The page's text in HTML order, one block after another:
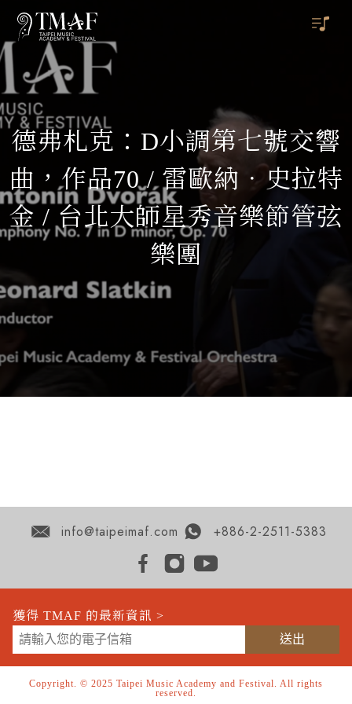
德弗札克：D小調第七號交響
曲，作品70 / 雷歐納．史拉特
金 / 台北大師星秀音樂節管弦
樂團
info@taipeimaf.com +886-2-2511-5383
獲得 TMAF 的最新資訊 >
Copyright. © 2025 Taipei Music Academy and Festival. All rights
reserved.